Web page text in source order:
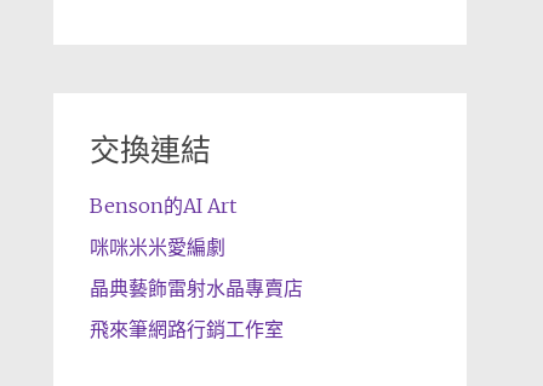
交換連結
Benson的AI Art
咪咪米米愛編劇
晶典藝飾雷射水晶專賣店
飛來筆網路行銷工作室